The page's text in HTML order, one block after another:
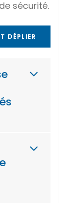
sécurité.
DÉPLIER